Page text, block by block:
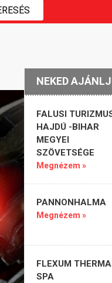
NEKED
FALUSI
HAJDÚ -BIHAR
MEGYEI
SZÖVETSÉGE
Megnézem »
PANNONHALMA
Megnézem »
FLEXUM
SPA